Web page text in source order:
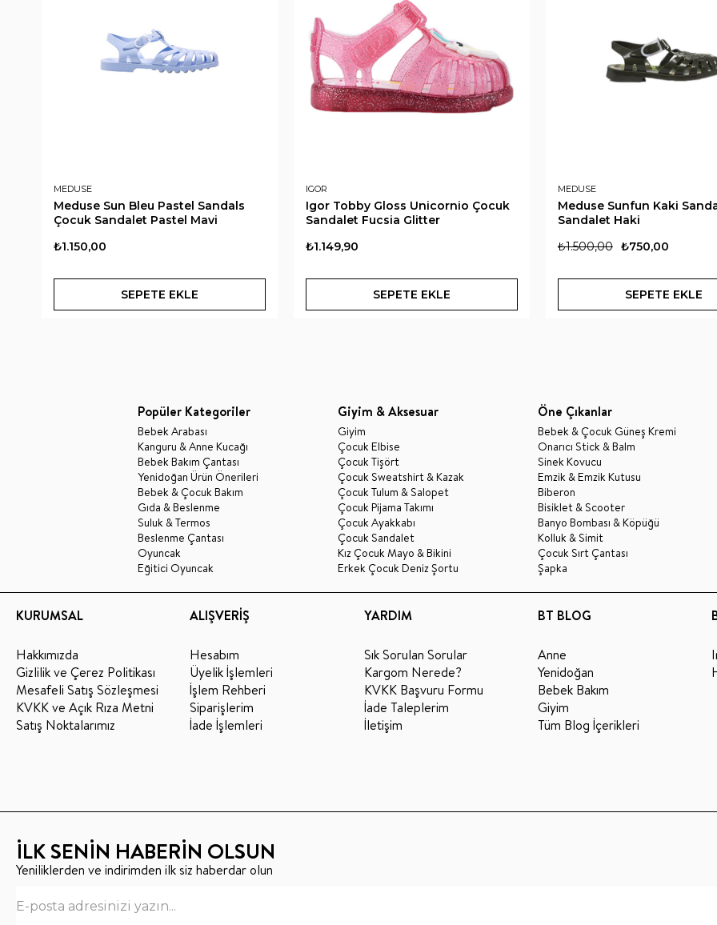
MEDUSE
Meduse Sun Bleu Pastel Sandals
Çocuk Sandalet Pastel Mavi
₺1.150,00
SEPETE EKLE
IGOR
Igor Tobby Gloss Unicornio Çocuk
Sandalet Fucsia Glitter
₺1.149,90
SEPETE EKLE
MEDUSE
Meduse Sunfun Kaki
Sandalet Haki
₺750,00
₺1.500,00
SEPETE EKLE
Popüler Kategoriler
Bebek Arabası
Kanguru & Anne Kucağı
Bebek Bakım Çantası
Yenidoğan Ürün Önerileri
Bebek & Çocuk Bakım
Gıda & Beslenme
Suluk & Termos
Beslenme Çantası
Oyuncak
Eğitici Oyuncak
Giyim & Aksesuar
Giyim
Çocuk Elbise
Çocuk Tişört
Çocuk Sweatshirt & Kazak
Çocuk Tulum & Salopet
Çocuk Pijama Takımı
Çocuk Ayakkabı
Çocuk Sandalet
Kız Çocuk Mayo & Bikini
Erkek Çocuk Deniz Şortu
Öne Çıkanlar
Bebek & Çocuk Güneş Kremi
Onarıcı Stick & Balm
Sinek Kovucu
Emzik & Emzik Kutusu
Biberon
Bisiklet & Scooter
Banyo Bombası & Köpüğü
Kolluk & Simit
Çocuk Sırt Çantası
Şapka
KURUMSAL
Hakkımızda
Gizlilik ve Çerez Politikası
Mesafeli Satış Sözleşmesi
KVKK ve Açık Rıza Metni
Satış Noktalarımız
ALIŞVERİŞ
Hesabım
Üyelik İşlemleri
İşlem Rehberi
Siparişlerim
İade İşlemleri
YARDIM
Sık Sorulan Sorular
Kargom Nerede?
KVKK Başvuru Formu
İade Taleplerim
İletişim
BT BLOG
Anne
Yenidoğan
Bebek Bakım
Giyim
Tüm Blog İçerikleri
İLK SENİN HABERİN OLSUN
Yeniliklerden ve indirimden ilk siz haberdar olun